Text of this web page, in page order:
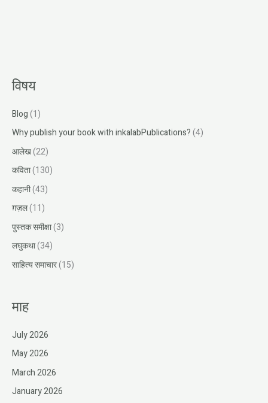
विषय
Blog(1)
Why publish your book with inkalabPublications?(4)
आलेख(22)
कविता(130)
कहानी(43)
ग़ज़ल(11)
पुस्तक समीक्षा(3)
लघुकथा(34)
साहित्य समाचार(15)
माह
July 2026
May 2026
March 2026
January 2026